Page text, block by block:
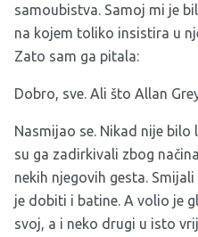
samoubistva. Samoj mi je
na kojem toliko insistira u
Zato sam ga pitala:
Dobro, sve. Ali što Allan
Nasmijao se. Nikad nije bilo
su ga zadirkivali zbog
nekih njegovih gesta.
je dobiti i batine. A volio je
svoj, a i neko drugi u isto